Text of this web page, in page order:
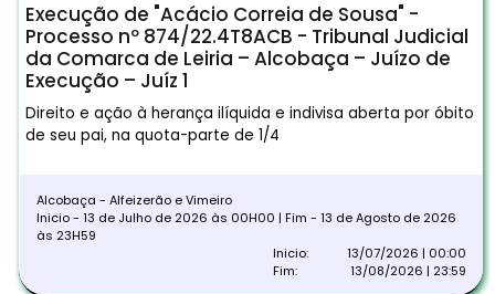
Execução de "Acácio Correia de Sousa" -
Processo nº 874/22.4T8ACB - Tribunal Judicial
da Comarca de Leiria – Alcobaça – Juízo de
Execução – Juíz 1
Direito e ação à herança ilíquida e indivisa aberta por óbito
de seu pai, na quota-parte de 1/4
Alcobaça - Alfeizerão e Vimeiro
Inicio - 13 de Julho de 2026 às 00H00 | Fim - 13 de Agosto de 2026
às 23H59
Inicio:
13/07/2026 | 00:00
Fim:
13/08/2026 | 23:59